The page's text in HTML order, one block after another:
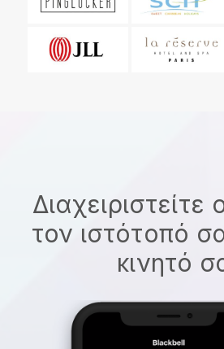
τον ιστότοπό
κινητό